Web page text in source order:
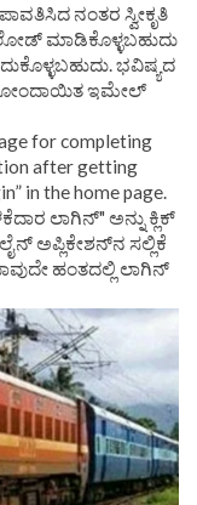
ನಂತರ ಸ್ವೀಕೃತಿ
ಮಾಡಿಕೊಳ್ಳಬಹುದು
ಭವಿಷ್ಯದ
ನೋಂದಾಯಿತ ಇಮೇಲ್
for completing
after getting
in the home page.
ಲಾಗಿನ್" ಅನ್ನು ಕ್ಲಿಕ್
ಅಪ್ಲಿಕೇಶನ್‌ನ ಸಲ್ಲಿಕೆ
ಹಂತದಲ್ಲಿ ಲಾಗಿನ್